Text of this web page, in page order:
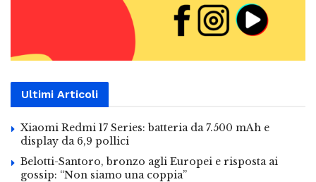
Ultimi Articoli
Xiaomi Redmi 17 Series: batteria da 7.500 mAh e
display da 6,9 pollici
Belotti-Santoro, bronzo agli Europei e risposta ai
gossip: “Non siamo una coppia”